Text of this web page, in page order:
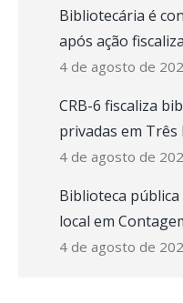
Bibliotecária é
após ação
4 de agosto de
CRB-6 fiscaliza
privadas em Três
4 de agosto de
Biblioteca
local em
4 de agosto de